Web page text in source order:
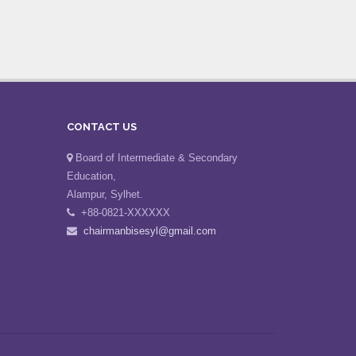
CONTACT US
Board of Intermediate & Secondary
Education,
Alampur, Sylhet.
+88-0821-XXXXXX
chairmanbisesyl@gmail.com